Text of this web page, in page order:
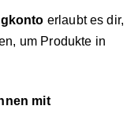
erlaubt es dir,
um Produkte in
mit